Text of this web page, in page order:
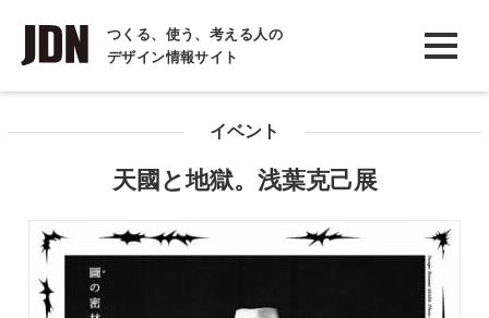
つくる、使う、考える人の
デザイン情報サイト
INTERVIEW
インタビュー
コラム
イベント
天國と地獄。浅葉克己展